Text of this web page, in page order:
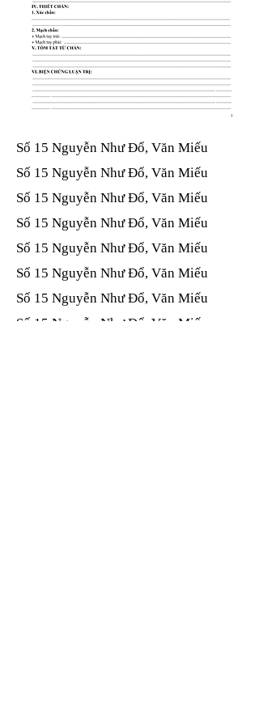
Số 15 Nguyễn Như Đổ, Văn Miếu​​​​
Số 15 Nguyễn Như Đổ, Văn Miếu​​​​
Số 15 Nguyễn Như Đổ, Văn Miếu​​​​
Số 15 Nguyễn Như Đổ, Văn Miếu​​​​
Số 15 Nguyễn Như Đổ, Văn Miếu​​​​
Số 15 Nguyễn Như Đổ, Văn Miếu​​​​
Số 15 Nguyễn Như Đổ, Văn Miếu​​​​
Số 15 Nguyễn Như Đổ, Văn Miếu​​​​